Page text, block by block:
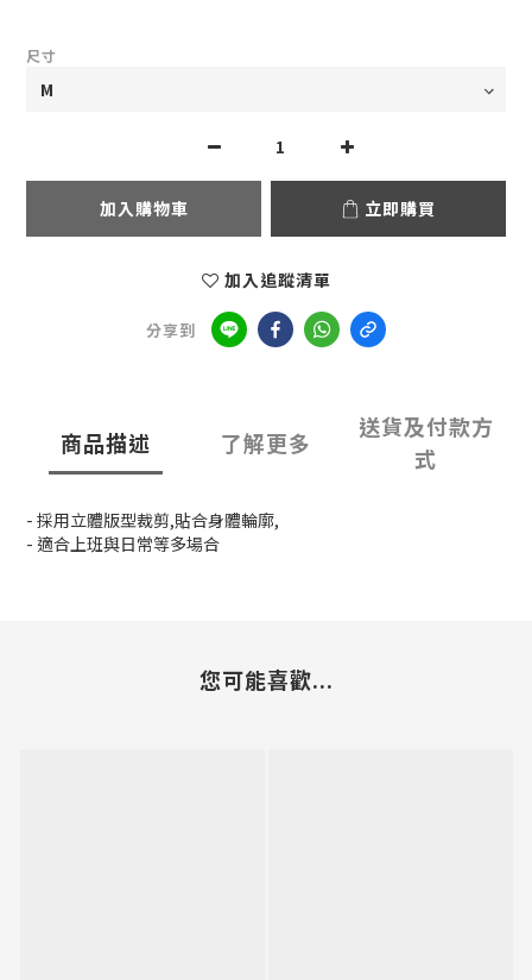
尺寸
加入購物車 立即購買
加入追蹤清單
分享到
商品描述 了解更多
送貨及付款方
式
- 採用立體版型裁剪,貼合身體輪廓,
- 適合上班與日常等多場合
您可能喜歡...